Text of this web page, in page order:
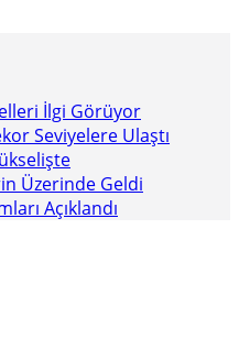
İlgi Görüyor
Seviyelere Ulaştı
Üzerinde Geldi
Açıklandı